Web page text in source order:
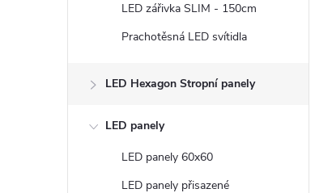
LED zářivka SLIM - 150cm
Prachotěsná LED svítidla
LED Hexagon Stropní panely
LED panely
LED panely 60x60
LED panely přisazené